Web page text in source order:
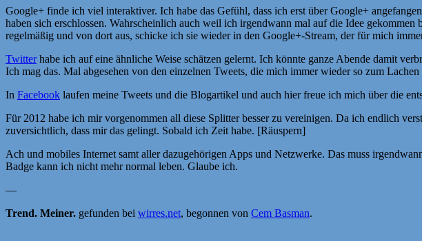
Google+ finde ich viel interaktiver. Ich habe das Gefühl, dass ich erst über Google+
haben sich erschlossen. Wahrscheinlich auch weil ich irgendwann mal auf die Idee
regelmäßig und von dort aus, schicke ich sie wieder in den Google+-Stream, der für mich
Twitterhabe ich auf eine ähnliche Weise schätzen gelernt. Ich könnte ganze Abende damit
Ich mag das. Mal abgesehen von den einzelnen Tweets, die mich immer wieder so zum
In Facebook laufen meine Tweets und die Blogartikel und auch hier freue ich mich über die
Für 2012 habe ich mir vorgenommen all diese Splitter besser zu vereinigen. Da ich endlich
zuversichtlich, dass mir das gelingt. Sobald ich Zeit habe. [Räuspern]
Ach und mobiles Internet samt aller dazugehörigen Apps und Netzwerke. Das muss
Badge kann ich nicht mehr normal leben. Glaube ich.
—
Trend. Meiner. gefunden bei wirres.net, begonnen von Cem Basman.